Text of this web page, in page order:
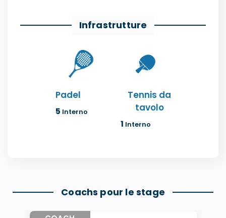
Infrastrutture
Padel
5 Interno
Tennis da
tavolo
1 Interno
Coachs pour le stage